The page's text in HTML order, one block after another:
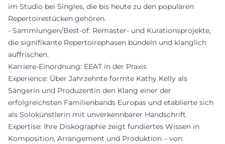
im Studio bei Singles, die bis heute zu den populären
Repertoirestücken gehören.
- Sammlungen/Best-of: Remaster- und Kurationsprojekte,
die signifikante Repertoirephasen bündeln und klanglich
auffrischen.
Karriere-Einordnung: EEAT in der Praxis
Experience: Über Jahrzehnte formte Kathy Kelly als
Sängerin und Produzentin den Klang einer der
erfolgreichsten Familienbands Europas und etablierte sich
als Solokünstlerin mit unverkennbarer Handschrift.
Expertise: Ihre Diskographie zeigt fundiertes Wissen in
Komposition, Arrangement und Produktion – von